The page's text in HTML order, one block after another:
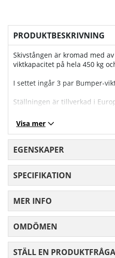
PRODUKTBESKRIVNING
Skivstången är kromad med
viktkapacitet på hela 450 kg
I settet ingår 3 par Bumper-
Ställningen är tillverkad i
Visa mer
EGENSKAPER
SPECIFIKATION
MER INFO
OMDÖMEN
STÄLL EN PRODUKTFRÅGA